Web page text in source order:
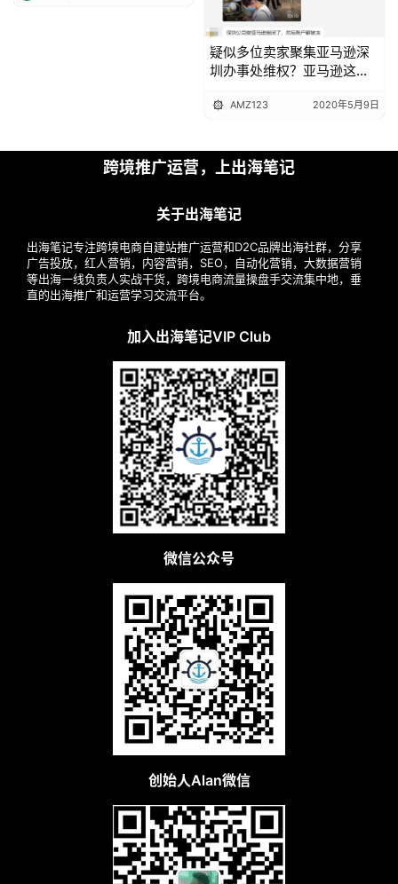
疑似多位卖家聚集亚马逊深
圳办事处维权？亚马逊这样
AMZ123 2020年5月9日
跨境推广运营，上出海笔记
关于出海笔记
出海笔记专注跨境电商自建站推广运营和D2C品牌出海社群，分享
广告投放，红人营销，内容营销，SEO，自动化营销，大数据营销
等出海一线负责人实战干货，跨境电商流量操盘手交流集中地，垂
直的出海推广和运营学习交流平台。
加入出海笔记VIP Club
微信公众号
创始人Alan微信